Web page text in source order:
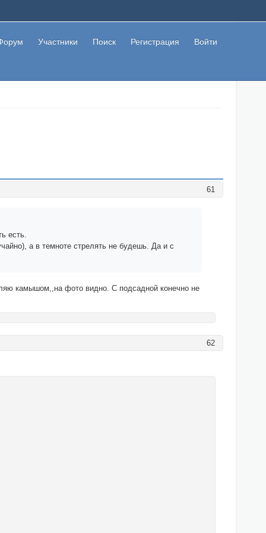
Участники Поиск Регистрация Войти
61
есть.
а в темноте стрелять не будешь. Да и с
камышом,,на фото видно. С подсадной конечно не
62